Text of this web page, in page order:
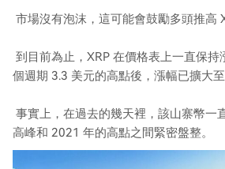
市場沒有泡沫，這可能會鼓勵多頭推高
到目前為止，XRP 在價格表上一直保持
個週期 3.3 美元的高點後，漲幅已擴大至
事實上，在過去的幾天裡，該山寨幣一
高峰和 2021 年的高點之間緊密盤整。